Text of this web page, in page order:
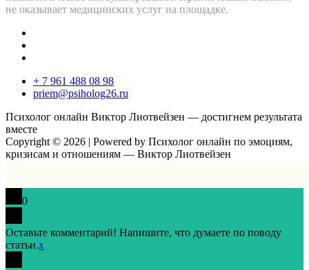
не оказывает медицинских услуг на площадке.
+ 7 961 488 08 98
priem@psiholog26.ru
Психолог онлайн Виктор Лиотвейзен — достигнем результата
вместе
Copyright © 2026 | Powered by Психолог онлайн по эмоциям,
кризисам и отношениям — Виктор Лиотвейзен
0
Оставьте комментарий! Напишите, что думаете по поводу
статьи.x